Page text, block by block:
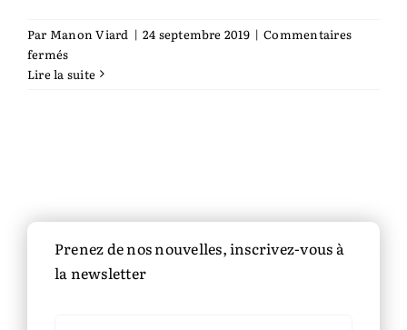
Par Manon Viard | 24 septembre 2019 | Commentaires
ferméssur
Témoin
Lire la suite
Prenez de nos nouvelles, inscrivez-vous à
la newsletter